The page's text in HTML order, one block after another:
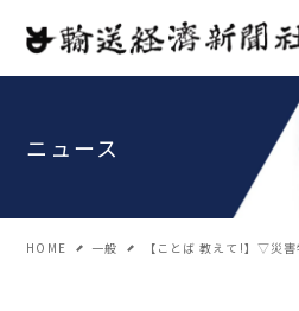
ニュース
HOME 一般 【ことば 教えて!】▽災